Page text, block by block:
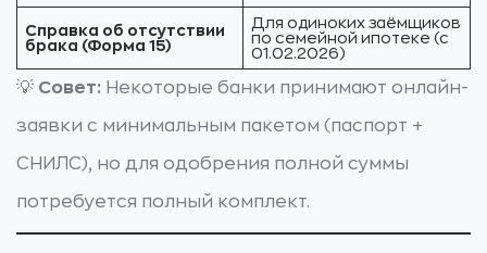
Справка об отсутствии
брака (Форма 15)
Для одиноких заёмщиков
по семейной ипотеке (с
01.02.2026)
💡 Совет: Некоторые банки принимают онлайн-
заявки с минимальным пакетом (паспорт +
СНИЛС), но для одобрения полной суммы
потребуется полный комплект.